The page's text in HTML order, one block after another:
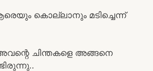
കൊല്ലാനും മടിച്ചെന്ന്
ചിന്തകളെ അങ്ങനെ